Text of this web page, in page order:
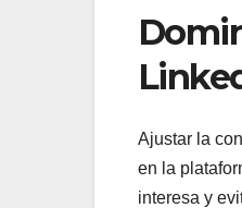
Ajustar la
en la
interesa y